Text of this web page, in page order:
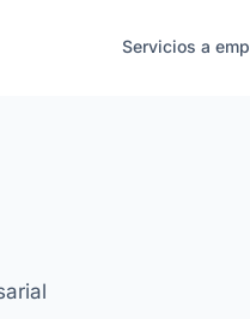
Servicios a